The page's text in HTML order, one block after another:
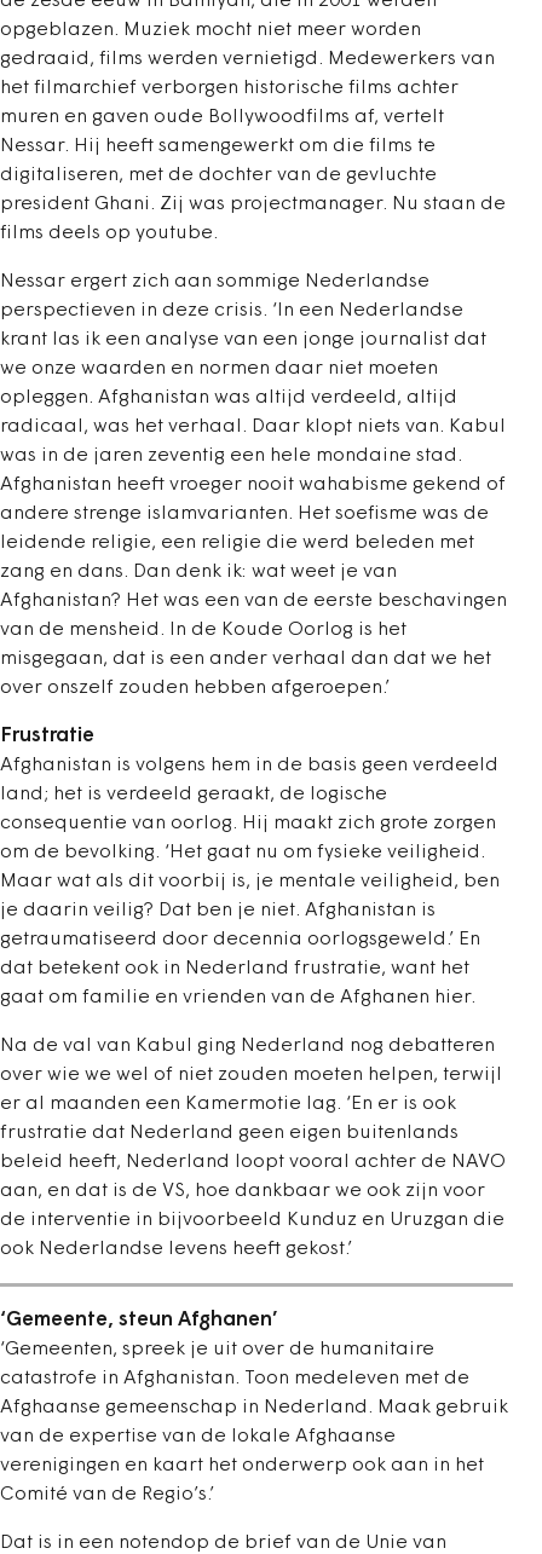
opgeblazen. Muziek mocht niet meer worden
gedraaid, films werden vernietigd. Medewerkers van
het filmarchief verborgen historische films achter
muren en gaven oude Bollywoodfilms af, vertelt
Nessar. Hij heeft samengewerkt om die films te
digitaliseren, met de dochter van de gevluchte
president Ghani. Zij was projectmanager. Nu staan de
films deels op youtube.
Nessar ergert zich aan sommige Nederlandse
perspectieven in deze crisis. ‘In een Nederlandse
krant las ik een analyse van een jonge journalist dat
we onze waarden en normen daar niet moeten
opleggen. Afghanistan was altijd verdeeld, altijd
radicaal, was het verhaal. Daar klopt niets van. Kabul
was in de jaren zeventig een hele mondaine stad.
Afghanistan heeft vroeger nooit wahabisme gekend of
andere strenge islamvarianten. Het soefisme was de
leidende religie, een religie die werd beleden met
zang en dans. Dan denk ik: wat weet je van
Afghanistan? Het was een van de eerste beschavingen
van de mensheid. In de Koude Oorlog is het
misgegaan, dat is een ander verhaal dan dat we het
over onszelf zouden hebben afgeroepen.’
Frustratie
Afghanistan is volgens hem in de basis geen verdeeld
land; het is verdeeld geraakt, de logische
consequentie van oorlog. Hij maakt zich grote zorgen
om de bevolking. ‘Het gaat nu om fysieke veiligheid.
Maar wat als dit voorbij is, je mentale veiligheid, ben
je daarin veilig? Dat ben je niet. Afghanistan is
getraumatiseerd door decennia oorlogsgeweld.’ En
dat betekent ook in Nederland frustratie, want het
gaat om familie en vrienden van de Afghanen hier.
Na de val van Kabul ging Nederland nog debatteren
over wie we wel of niet zouden moeten helpen, terwijl
er al maanden een Kamermotie lag. ‘En er is ook
frustratie dat Nederland geen eigen buitenlands
beleid heeft, Nederland loopt vooral achter de NAVO
aan, en dat is de VS, hoe dankbaar we ook zijn voor
de interventie in bijvoorbeeld Kunduz en Uruzgan die
ook Nederlandse levens heeft gekost.’
‘Gemeente, steun Afghanen’
‘Gemeenten, spreek je uit over de humanitaire
catastrofe in Afghanistan. Toon medeleven met de
Afghaanse gemeenschap in Nederland. Maak gebruik
van de expertise van de lokale Afghaanse
verenigingen en kaart het onderwerp ook aan in het
Comité van de Regio’s.’
Dat is in een notendop de brief van de Unie van